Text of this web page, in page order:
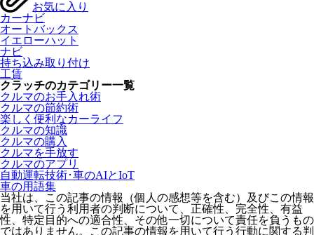
お気に入り
カーナビ
オートバックス
イエローハット
ナビ
持ち込み取り付け
工賃
クラッチのカテゴリー一覧
クルマのお手入れ術
クルマの節約術
楽しく便利なカーライフ
クルマの知識
クルマの購入
クルマを手放す
クルマのアプリ
自動運転技術･車のAIとIoT
車の用語集
当社は、この記事の情報（個人の感想等を含む）及びこの情報
を用いて行う利用者の判断について、正確性、完全性、有益
性、特定目的への適合性、その他一切について責任を負うもの
ではありません。この記事の情報を用いて行う行動に関する判